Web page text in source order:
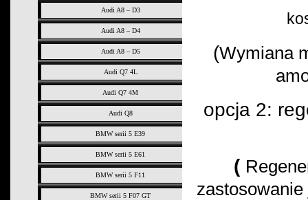
Audi A8 – D3
Audi A8 – D4
Audi A8 – D5
Audi Q7 4L
Audi Q7 4M
Audi Q8
BMW serii 5 E39
BMW serii 5 E61
BMW serii 5 F11
BMW serii 5 F07 GT
(Wymiana
opcja 2:
(